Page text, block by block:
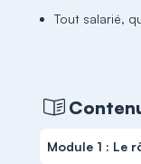
Tout salarié,
Module 1 : Le